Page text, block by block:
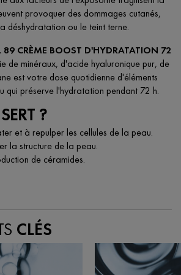
provoquer des dommages cutanés,
déshydratation ou le teint terne.
89 CRÈME BOOST D'HYDRATATION 72
de minéraux, d'acide hyaluronique pur, de
est votre dose quotidienne d'éléments
qui préserve l'hydratation pendant 72 h.
?
et à repulper les cellules de la peau.
la structure de la peau.
de céramides.
CLÉS